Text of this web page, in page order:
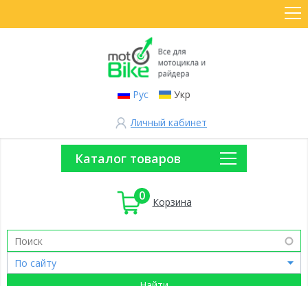
Рус Укр
Личный кабинет
Каталог товаров
0 Корзина